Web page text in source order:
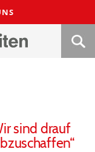
sind drauf